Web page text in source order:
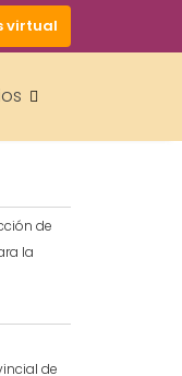
virtual
de
la
de